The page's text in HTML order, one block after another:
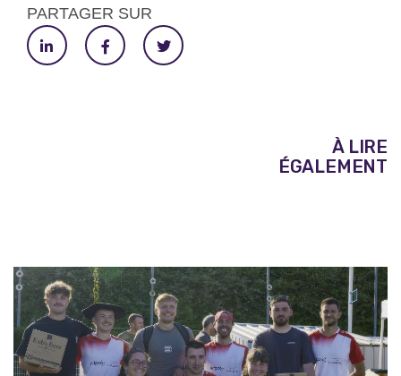
PARTAGER SUR
À LIRE
ÉGALEMENT